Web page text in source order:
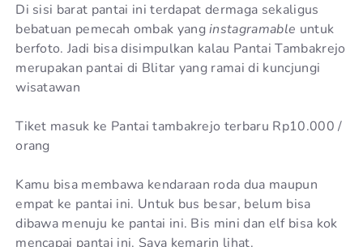
Di sisi barat pantai ini terdapat dermaga sekaligus
bebatuan pemecah ombak yanginstagramable untuk
berfoto. Jadi bisa disimpulkan kalau Pantai Tambakrejo
merupakan pantai di Blitar yang ramai di kuncjungi
wisatawan
Tiket masuk ke Pantai tambakrejo terbaru Rp10.000 /
orang
Kamu bisa membawa kendaraan roda dua maupun
empat ke pantai ini. Untuk bus besar, belum bisa
dibawa menuju ke pantai ini. Bis mini dan elf bisa kok
mencapai pantai ini. Saya kemarin lihat.